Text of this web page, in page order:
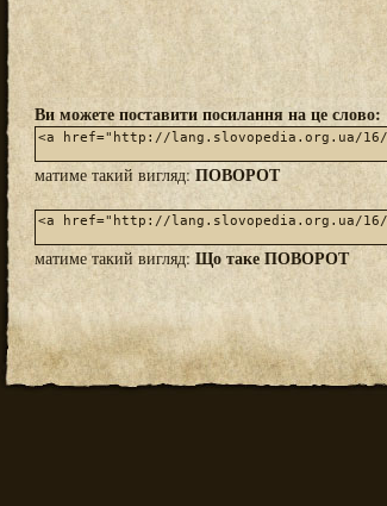
Ви можете поставити посилання на це слово:
матиме такий вигляд:ПОВОРОТ
матиме такий вигляд: Що таке ПОВОРОТ